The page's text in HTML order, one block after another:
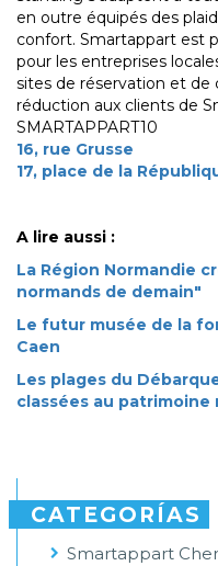
en outre équipés des
confort. Smartappart est
pour les entreprises
sites de réservation et
réduction aux clients de
SMARTAPPART10
16, rue Grusse
17, place de la
A lire aussi :
La Région Normandie
normands de demain"
Le futur musée de la
Caen
Les plages du
classées au patrimoine
CATEGORÍAS
Smartappart